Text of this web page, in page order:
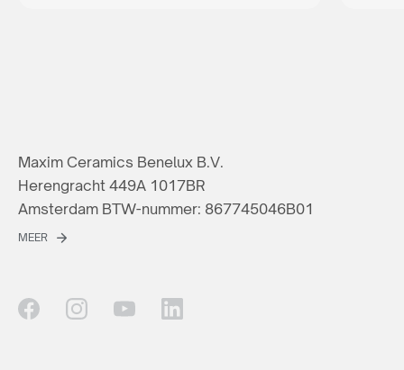
Maxim Ceramics Benelux B.V.
Herengracht 449A 1017BR
Amsterdam BTW-nummer: 867745046B01
MEER